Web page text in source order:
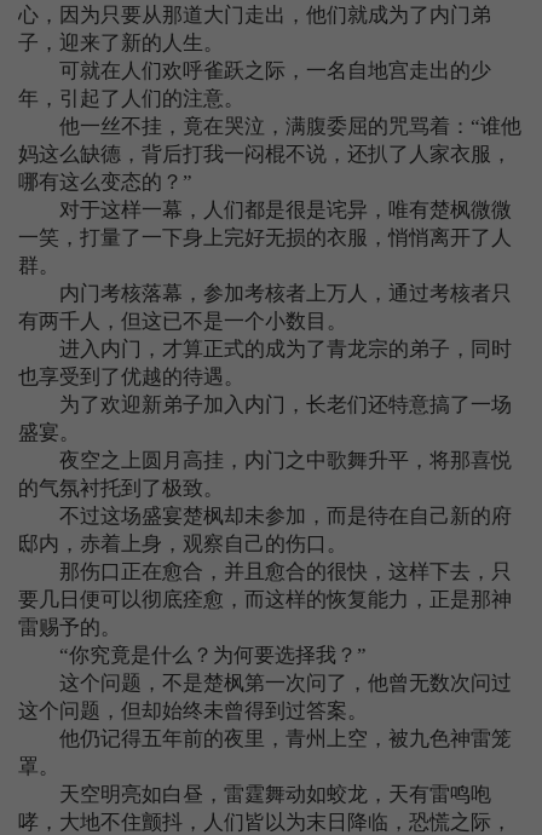
心，因为只要从那道大门走出，他们就成为了内门弟
子，迎来了新的人生。
可就在人们欢呼雀跃之际，一名自地宫走出的少
年，引起了人们的注意。
他一丝不挂，竟在哭泣，满腹委屈的咒骂着：“谁他
妈这么缺德，背后打我一闷棍不说，还扒了人家衣服，
哪有这么变态的？”
对于这样一幕，人们都是很是诧异，唯有楚枫微微
一笑，打量了一下身上完好无损的衣服，悄悄离开了人
群。
内门考核落幕，参加考核者上万人，通过考核者只
有两千人，但这已不是一个小数目。
进入内门，才算正式的成为了青龙宗的弟子，同时
也享受到了优越的待遇。
为了欢迎新弟子加入内门，长老们还特意搞了一场
盛宴。
夜空之上圆月高挂，内门之中歌舞升平，将那喜悦
的气氛衬托到了极致。
不过这场盛宴楚枫却未参加，而是待在自己新的府
邸内，赤着上身，观察自己的伤口。
那伤口正在愈合，并且愈合的很快，这样下去，只
要几日便可以彻底痊愈，而这样的恢复能力，正是那神
雷赐予的。
“你究竟是什么？为何要选择我？”
这个问题，不是楚枫第一次问了，他曾无数次问过
这个问题，但却始终未曾得到过答案。
他仍记得五年前的夜里，青州上空，被九色神雷笼
罩。
天空明亮如白昼，雷霆舞动如蛟龙，天有雷鸣咆
哮，大地不住颤抖，人们皆以为末日降临，恐慌之际，